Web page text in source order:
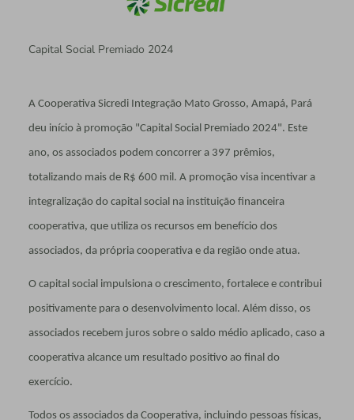
Capital Social Premiado 2024
A Cooperativa Sicredi Integração Mato Grosso, Amapá, Pará
deu início à promoção "Capital Social Premiado 2024". Este
ano, os associados podem concorrer a 397 prêmios,
totalizando mais de R$ 600 mil. A promoção visa incentivar a
integralização do capital social na instituição financeira
cooperativa, que utiliza os recursos em benefício dos
associados, da própria cooperativa e da região onde atua.
O capital social impulsiona o crescimento, fortalece e contribui
positivamente para o desenvolvimento local. Além disso, os
associados recebem juros sobre o saldo médio aplicado, caso a
cooperativa alcance um resultado positivo ao final do
exercício.
Todos os associados da Cooperativa, incluindo pessoas físicas,